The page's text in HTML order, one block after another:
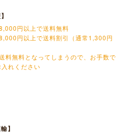
円以上で送料無料
円以上で送料割引（通常1,300円
料無料となってしまうので、お手数で
れください
】